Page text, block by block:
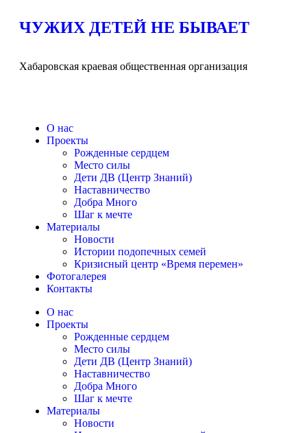
ЧУЖИХ ДЕТЕЙ НЕ БЫВАЕТ
Хабаровская краевая общественная организация
О нас
Проекты
Рожденные сердцем
Место силы
Дети ДВ (Центр Знаний)
Наставничество
Добра Много
Шаг к мечте
Материалы
Новости
Истории подопечных семей
Кризисный центр «Время перемен»
Фотогалерея
Контакты
О нас
Проекты
Рожденные сердцем
Место силы
Дети ДВ (Центр Знаний)
Наставничество
Добра Много
Шаг к мечте
Материалы
Новости